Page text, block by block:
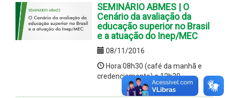
SEMINÁRIO ABMES | O
Cenário da avaliação da
educação superior no Brasil
e a atuação do Inep/MEC
08/11/2016
Hora:08h30 (café da manhã e
credenciamento) a 12h30